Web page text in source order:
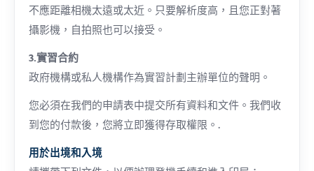
不應距離相機太遠或太近。只要解析度高，且您正對著
攝影機，自拍照也可以接受。
3.實習合約
政府機構或私人機構作為實習計劃主辦單位的聲明。
您必須在我們的申請表中提交所有資料和文件。我們收
到您的付款後，您將立即獲得存取權限。.
用於出境和入境